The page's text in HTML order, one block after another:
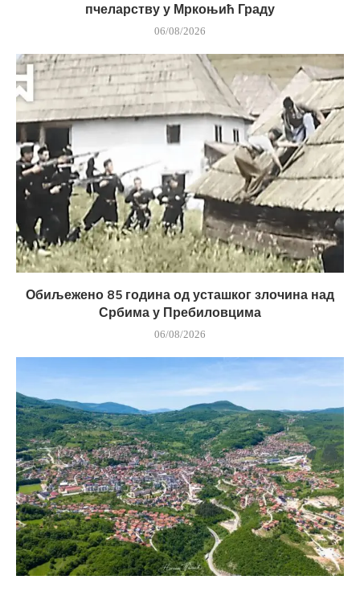
пчеларству у Мркоњић Граду
06/08/2026
Обиљежено 85 година од усташког злочина над
Србима у Пребиловцима
06/08/2026